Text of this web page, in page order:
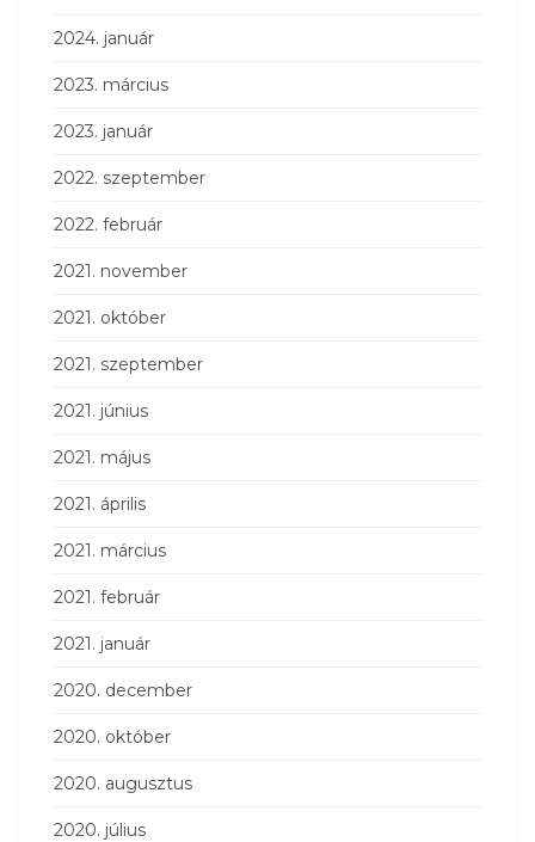
2024. január
2023. március
2023. január
2022. szeptember
2022. február
2021. november
2021. október
2021. szeptember
2021. június
2021. május
2021. április
2021. március
2021. február
2021. január
2020. december
2020. október
2020. augusztus
2020. július